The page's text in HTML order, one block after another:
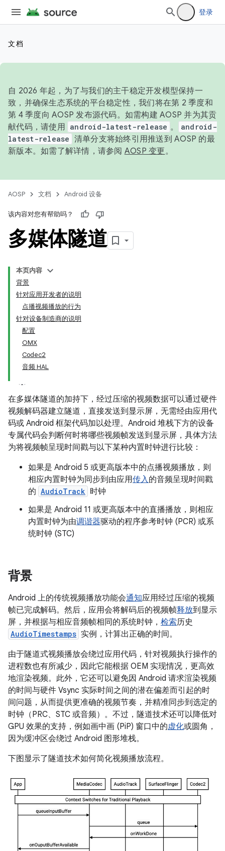
登录
文档
自 2026 年起，为了与我们的主干稳定开发模型保持一
致，并确保生态系统的平台稳定性，我们将在第 2 季度和
第 4 季度向 AOSP 发布源代码。如需构建 AOSP 并为其贡
献代码，请使用 android-latest-release 。
android-
latest-release 清单分支将始终引用推送到 AOSP 的最
新版本。如需了解详情，请参阅 AOSP 变更。
AOSP 文档 Android 设备
该内容对您有帮助吗？
多媒体隧道
本页内容
背景
针对应用开发者的说明
点播视频播放的行为
针对设备制造商的说明
配置
OMX
Codec2
音频 HAL
在多媒体隧道的加持下，经过压缩的视频数据可以通过硬件
视频解码器建立隧道，直接发送到显示屏，无需经由应用代
码或 Android 框架代码加以处理。Android 堆栈下方的设备
专属代码会判断何时将哪些视频帧发送到显示屏，具体方法
为将视频帧呈现时间戳与以下某种内置时钟进行比较：
如果是 Android 5 或更高版本中的点播视频播放，则
相应内置时钟为同步到由应用传入的音频呈现时间戳
的 AudioTrack 时钟
如果是 Android 11 或更高版本中的直播播放，则相应
内置时钟为由调谐器驱动的程序参考时钟 (PCR) 或系
统时钟 (STC)
背景
Android 上的传统视频播放功能会通知应用经过压缩的视频
帧已完成解码。然后，应用会将解码后的视频帧释放到显示
屏，并根据与相应音频帧相同的系统时钟， 检索历史
AudioTimestamps 实例，计算出正确的时间。
由于隧道式视频播放会绕过应用代码，针对视频执行操作的
进程数也有所减少，因此它能根据 OEM 实现情况，更高效
地渲染视频。此外，它还可以避免因 Android 请求渲染视频
的时间与硬件 Vsync 实际时间之间的潜在偏差而引起的时
间问题，从而提供更准确的视频节奏，并精准同步到选定的
时钟（PRC、STC 或音频）。不过，隧道技术还可以降低对
GPU 效果的支持，例如画中画 (PiP) 窗口中的虚化或圆角，
因为缓冲区会绕过 Android 图形堆栈。
下图显示了隧道技术如何简化视频播放流程。